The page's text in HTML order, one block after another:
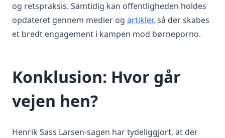
og retspraksis. Samtidig kan offentligheden holdes
opdateret gennem medier og artikler, så der skabes
et bredt engagement i kampen mod børneporno.
Konklusion: Hvor går
vejen hen?
Henrik Sass Larsen-sagen har tydeliggjort, at der